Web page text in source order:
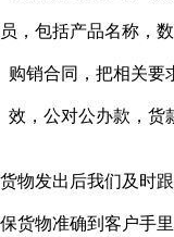
员，包括产品名称，
购销合同，把相关要
效，公对公办款，货
货物发出后我们及时
保货物准确到客户手